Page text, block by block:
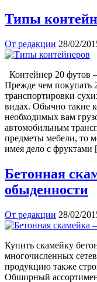
Типы
От редакции 28/02/
Контейнер 20 футов
Прежде чем покупать
транспортировки
видах. Обычно такие
необходимых вам
автомобильным
предметы мебели, то
имея дело с
Бетонная
обыденности
От редакции 28/02/
Купить скамейку
многочисленных
продукцию также
Обширный